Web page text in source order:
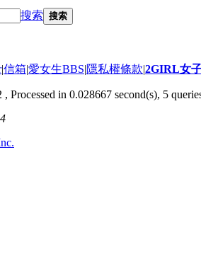
搜索 搜索
|信箱|愛女生BBS|隱私權條款|2GIRL女
, Processed in 0.028667 second(s), 5